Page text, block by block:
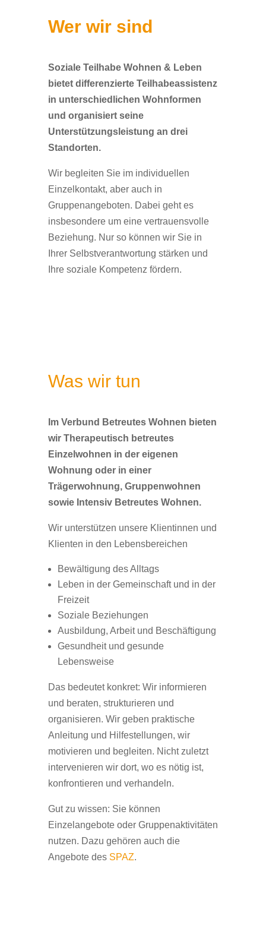
Wer wir sind
Soziale Teilhabe Wohnen & Leben
bietet differenzierte Teilhabeassistenz
in unterschiedlichen Wohnformen
und organisiert seine
Unterstützungsleistung an drei
Standorten.
Wir begleiten Sie im individuellen
Einzelkontakt, aber auch in
Gruppenangeboten. Dabei geht es
insbesondere um eine vertrauensvolle
Beziehung. Nur so können wir Sie in
Ihrer Selbstverantwortung stärken und
Ihre soziale Kompetenz fördern.
Was wir tun
Im Verbund Betreutes Wohnen bieten
wir Therapeutisch betreutes
Einzelwohnen in der eigenen
Wohnung oder in einer
Trägerwohnung, Gruppenwohnen
sowie Intensiv Betreutes Wohnen.
Wir unterstützen unsere Klientinnen und
Klienten in den Lebensbereichen
Bewältigung des Alltags
Leben in der Gemeinschaft und in der
Freizeit
Soziale Beziehungen
Ausbildung, Arbeit und Beschäftigung
Gesundheit und gesunde
Lebensweise
Das bedeutet konkret: Wir informieren
und beraten, strukturieren und
organisieren. Wir geben praktische
Anleitung und Hilfestellungen, wir
motivieren und begleiten. Nicht zuletzt
intervenieren wir dort, wo es nötig ist,
konfrontieren und verhandeln.
Gut zu wissen: Sie können
Einzelangebote oder Gruppenaktivitäten
nutzen. Dazu gehören auch die
Angebote des SPAZ.